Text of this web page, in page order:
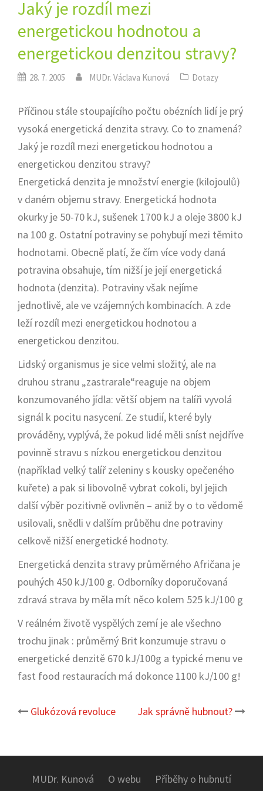
Jaký je rozdíl mezi
energetickou hodnotou a
energetickou denzitou stravy?
28. 7. 2005 MUDr. Václava Kunová Dotazy
Příčinou stále stoupajícího počtu obézních lidí je prý
vysoká energetická denzita stravy. Co to znamená?
Jaký je rozdíl mezi energetickou hodnotou a
energetickou denzitou stravy?
Energetická denzita je množství energie (kilojoulů)
v daném objemu stravy. Energetická hodnota
okurky je 50-70 kJ, sušenek 1700 kJ a oleje 3800 kJ
na 100 g. Ostatní potraviny se pohybují mezi těmito
hodnotami. Obecně platí, že čím více vody daná
potravina obsahuje, tím nižší je její energetická
hodnota (denzita). Potraviny však nejíme
jednotlivě, ale ve vzájemných kombinacích. A zde
leží rozdíl mezi energetickou hodnotou a
energetickou denzitou.
Lidský organismus je sice velmi složitý, ale na
druhou stranu „zastrarale“reaguje na objem
konzumovaného jídla: větší objem na talíři vyvolá
signál k pocitu nasycení. Ze studií, které byly
prováděny, vyplývá, že pokud lidé měli sníst nejdříve
povinně stravu s nízkou energetickou denzitou
(například velký talíř zeleniny s kousky opečeného
kuřete) a pak si libovolně vybrat cokoli, byl jejich
další výběr pozitivně ovlivněn – aniž by o to vědomě
usilovali, snědli v dalším průběhu dne potraviny
celkově nižší energetické hodnoty.
Energetická denzita stravy průměrného Afričana je
pouhých 450 kJ/100 g. Odborníky doporučovaná
zdravá strava by měla mít něco kolem 525 kJ/100 g
V reálném životě vyspělých zemí je ale všechno
trochu jinak : průměrný Brit konzumuje stravu o
energetické denzitě 670 kJ/100g a typické menu ve
fast food restauracích má dokonce 1100 kJ/100 g!
Post
Glukózová revoluce Jak správně hubnout?
MUDr. Kunová O webu Příběhy o hubnutí